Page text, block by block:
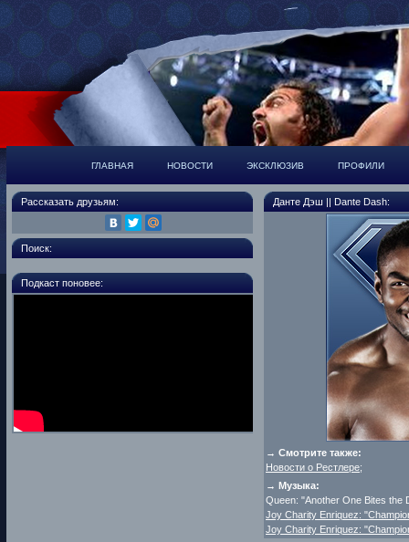
ГЛАВНАЯ НОВОСТИ ЭКСКЛЮЗИВ ПРОФИЛИ
Рассказать друзьям:
Поиск:
Подкаст поновее:
Данте Дэш || Dante Dash:
→ Смотрите также:
Новости о Рестлере;
→ Музыка:
Queen: "Another One Bites the
Joy Charity Enriquez:
Joy Charity Enriquez: